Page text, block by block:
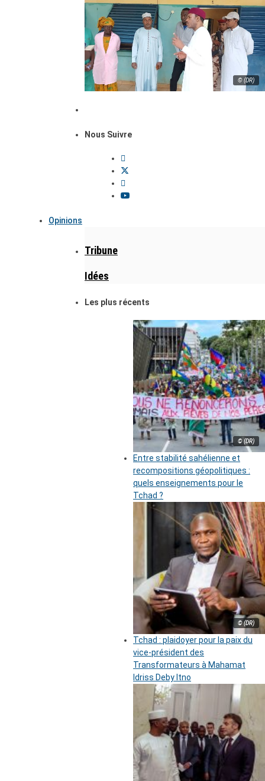
© (DR)
Nous Suivre
Opinions
Tribune
Idées
Les plus récents
© (DR)
Entre stabilité sahélienne et
recompositions géopolitiques :
quels enseignements pour le
Tchad ?
© (DR)
Tchad : plaidoyer pour la paix du
vice-président des
Transformateurs à Mahamat
Idriss Deby Itno